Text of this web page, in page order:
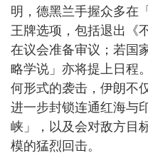
明，德黑兰手握众多在
王牌选项，包括退出《
在议会准备审议；若国
略学说」亦将提上日程
何形式的袭击，伊朗不
进一步封锁连通红海与
峡」，以及会对敌方目
模的猛烈回击。